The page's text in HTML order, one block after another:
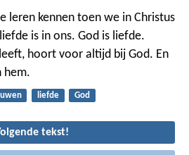
leren kennen toen we in Christus
is in ons. God is liefde.
hoort voor altijd bij God. En
hem.
liefde God
tekst!